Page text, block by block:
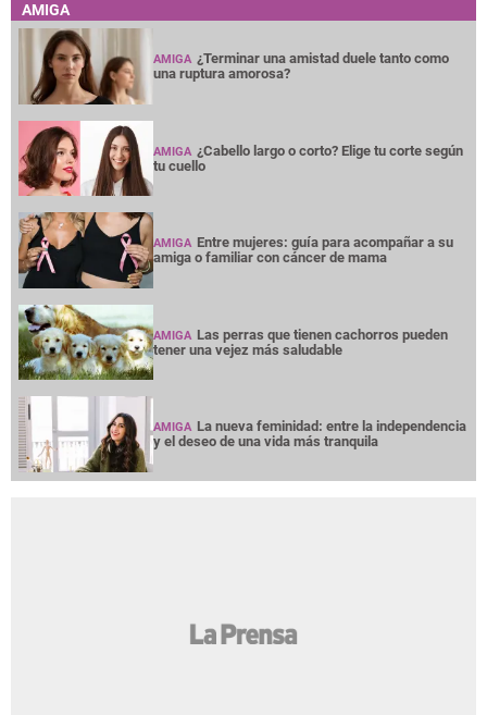
AMIGA
AMIGA ¿Terminar una amistad duele tanto como
una ruptura amorosa?
AMIGA ¿Cabello largo o corto? Elige tu corte según
tu cuello
AMIGA Entre mujeres: guía para acompañar a su
amiga o familiar con cáncer de mama
AMIGA Las perras que tienen cachorros pueden
tener una vejez más saludable
AMIGA La nueva feminidad: entre la independencia
y el deseo de una vida más tranquila